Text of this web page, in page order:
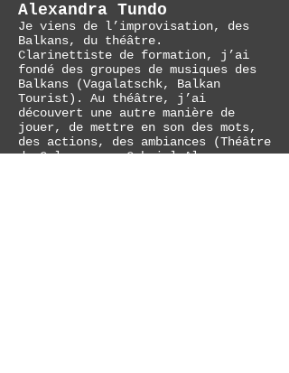
Alexandra Tundo
Je viens de l’improvisation, des
Balkans, du théâtre.
Clarinettiste de formation, j’ai
fondé des groupes de musiques des
Balkans (Vagalatschk, Balkan
Tourist). Au théâtre, j’ai
découvert une autre manière de
jouer, de mettre en son des mots,
des actions, des ambiances (Théâtre
du Galpon avec Gabriel Alvarez